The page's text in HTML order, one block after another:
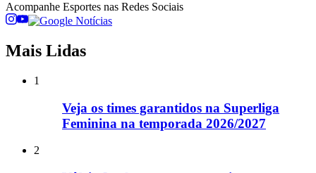
Acompanhe Esportes nas Redes Sociais
Mais Lidas
1
Veja os times garantidos na Superliga
Feminina na temporada 2026/2027
2